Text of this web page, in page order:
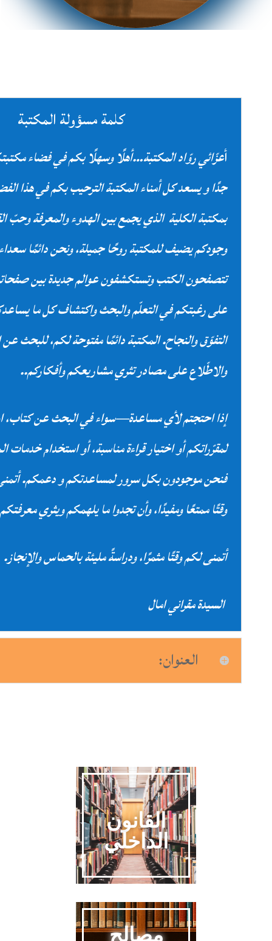
كلمة مسؤولة المكتبة
أعزّائي روّاد المكتبة…أهلًا وسهلًا بكم في فضاء
جدًا و يسعد كل أمناء المكتبة الترحيب بكم في هذا
بمكتبة الكلية الذي يجمع بين الهدوء والمعرفة وحبّ
وجودكم يضيف للمكتبة روحًا جميلة، ونحن دائمًا
تتصفحون الكتب وتستكشفون عوالم جديدة بين
على رغبتكم في التعلّم والبحث واكتشاف كل ما
التفوّق والنجاح. المكتبة دائمًا مفتوحة لكم، للبحث
والاطّلاع على مصادر تثري مشاريعكم وأفكاركم..
إذا احتجتم لأي مساعدة—سواء في البحث عن كتاب،
لمقرّراتكم أو اختيار قراءة مناسبة، أو استخدام
فنحن موجودون بكل سرور لمساعدتكم و دعمكم.
وقتًا ممتعًا ومفيدًا، وأن تجدوا ما يلهمكم ويثري
أتمنى لكم وقتًا مثمرًا، ودراسةً مليئة بالحماس والإنجاز.
السيدة مقراني امال
العنوان:
القانون
الداخلي
مصالح